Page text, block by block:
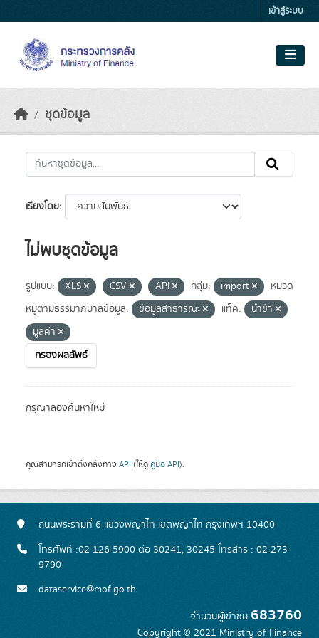
เข้าสู่ระบบ
ชุดข้อมูล
เรียงโดย
ไม่พบชุดข้อมูล
รูปแบบ: XLS CSV API กลุ่ม: import
หมวด
หมู่ตามธรรมาภิบาลข้อมูล:
ข้อมูลสาธารณะ แท็ค:
นำข้า
มูลค่า
กรองผลลัพธ์
กรุณาลองค้นหาใหม่
คุณสามารถเข้าถึงคลังทาง API (ให้ดู คู่มือ API).
ถนนพระรามที่ 6 แขวงพญาไท เขตพญาไท กรุงเทพฯ 10400
โทรศัพท์ :02-126-5900 ต่อ 30241, 30245 โทรสาร : 02-273-
9790
dataservice@mof.go.th
จำนวนผู้เข้าชม 683760
Copyright © 2021 Ministry of Finance